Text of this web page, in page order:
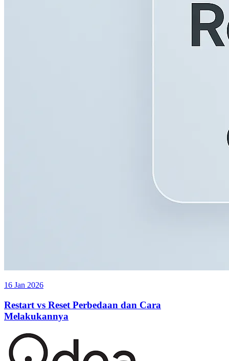
16 Jan 2026
Restart vs Reset Perbedaan dan Cara
Melakukannya